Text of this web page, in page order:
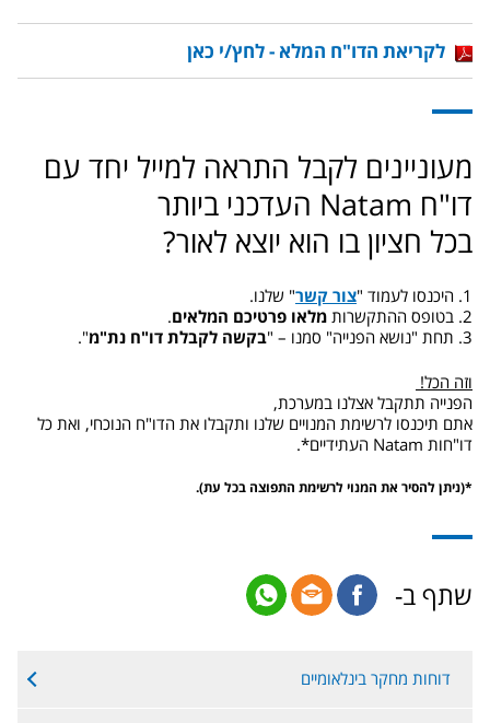
לקריאת הדו"ח המלא - לחץ/י כאן
מעוניינים לקבל התראה למייל יחד עם
דו"ח Natam העדכני ביותר
בכל חציון בו הוא יוצא לאור?
1. היכנסו לעמוד " צור קשר" שלנו.
2. בטופס ההתקשרות
מלאו פרטיכם המלאים.
3. תחת "נושא הפנייה" סמנו – "
בקשה לקבלת דו"ח נת"מ".
וזה הכל!
הפנייה תתקבל אצלנו במערכת,
אתם תיכנסו לרשימת המנויים שלנו ותקבלו את הדו"ח הנוכחי, ואת כל
דו"חות Natam העתידיים*.
*(ניתן להסיר את המנוי לרשימת התפוצה בכל עת).
שתף ב-
דוחות מחקר בינלאומיים